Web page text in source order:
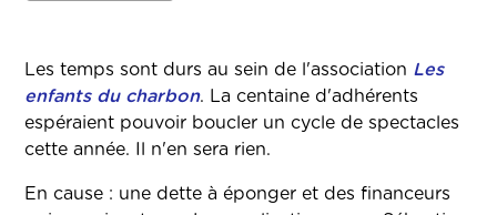
Les temps sont durs au sein de l'association Les
enfants du charbon. La centaine d'adhérents
espéraient pouvoir boucler un cycle de spectacles
cette année. Il n'en sera rien.
En cause : une dette à éponger et des financeurs